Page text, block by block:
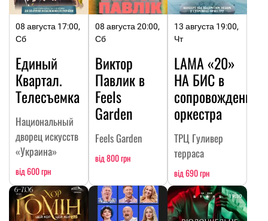
08 августа 17:00,
Сб
Единый
Квартал.
Телесъемка
Национальный
дворец искусств
«Украина»
від 600 грн
08 августа 20:00,
Сб
Виктор
Павлик в
Feels
Garden
Feels Garden
від 800 грн
13 августа 19:00,
Чт
LAMA «20»
НА БИC в
сопровождении
оркестра
ТРЦ Гуливер
терраса
від 690 грн